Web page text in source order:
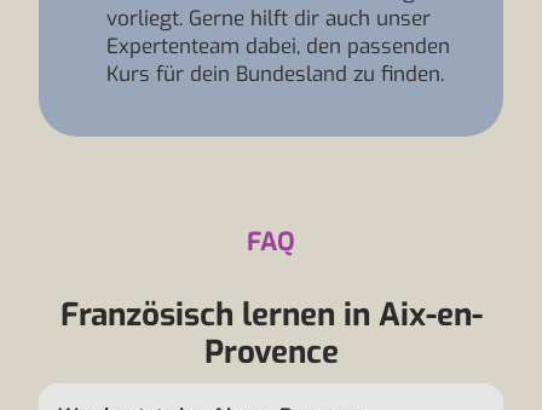
vorliegt. Gerne hilft dir auch unser
Expertenteam dabei, den passenden
Kurs für dein Bundesland zu finden.
FAQ
Französisch lernen in Aix-en-
Provence